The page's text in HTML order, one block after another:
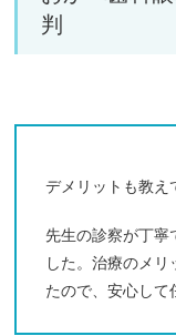
判
デメリットも教え
先生の診察が丁寧
した。治療のメ
たので、安心して